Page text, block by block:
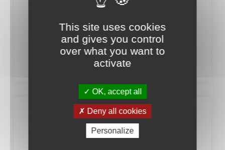
Le panier bio du Moulin
Le Moulin Moine - 49510 Jallais
https://www.lepanierbiodumoulin.fr/
Viande Bovine Bio
408 L'Ecorcheloire - Gesté 49600
This site uses cookies
and gives you control
over what you want to
activate
OK, accept all
Deny all cookies
Personalize